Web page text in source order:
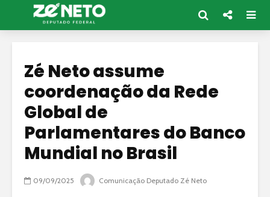
Zé Neto assume
coordenação da Rede
Global de
Parlamentares do Banco
Mundial no Brasil
09/09/2025 Comunicação Deputado Zé Neto